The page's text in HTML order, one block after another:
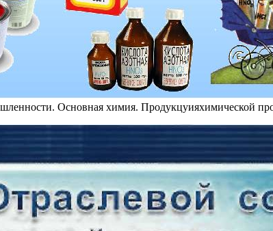
Основная химия. Продукцуияхимической